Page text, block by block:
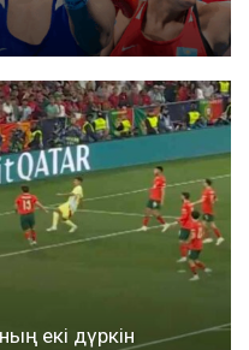
екі дүркін